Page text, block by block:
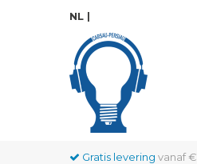
NL
Gratis levering vanaf